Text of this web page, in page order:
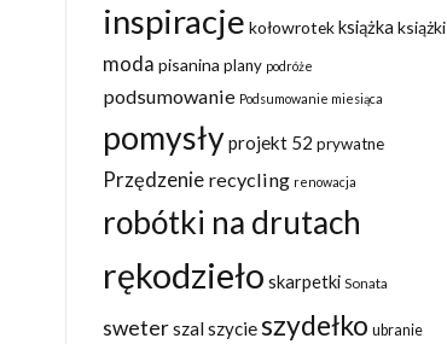
inspiracje kołowrotekksiążka książki
moda pisanina plany podróże
podsumowanie Podsumowanie miesiąca
pomysłyprojekt 52 prywatne
Przędzenie recycling renowacja
robótki na drutach
rękodzieło skarpetki Sonata
sweterszalszycieszydełko ubranie